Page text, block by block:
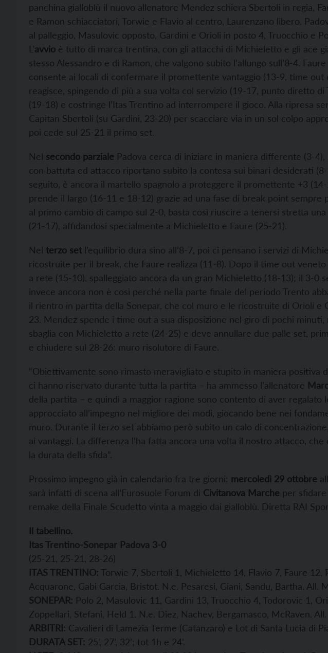
panchina gialloblù il nuovo allenatore Mendez schiera Sbertoli in regia,
e Ramon schiacciatori, Torwie e Flavio al centro, Laurenzano libero.
al palleggio, Masulovic opposto, Gardini e Orioli in posto 4, Truocchio e
L’avvio è tutto di marca trentina, con gli attacchi di Michieletto e gli ace
stesso Alessandro e di Ramon, che valgono subito l’allungo sull’8-4.
consente ai locali di confermare il promettente vantaggio (13-9, time out
reagisce, spingendo di più a sua volta col servizio (19-17, punto diretto di
(19-18) e costringe l’Itas Trentino ad interrompere il gioco. Alla ripresa
Capitan Sbertoli (su Gardini, 23-20) per scacciare via in un sol colpo
poi cede sul 25-21 il primo set.
Nel secondo parziale Padova cerca di iniziare in maniera differente (3-
con battuta ed attacco riportano subito la contesa sui binari desiderati
seguito, è ancora il martello spagnolo a proteggere il promettente +3 (14-
prende il largo (16-11 e 18-12) grazie ad una fase di break point sempre
al primo cambio di campo sul 2-0, basta così riuscire a tenersi stretta
(21-17), affidandosi specialmente a Michieletto e Faure (25-21).
Nel terzo setl’equilibrio dura sino all’8-7, poi ci pensano i servizi di
ricostruite per il break, che Faure realizza (11-8). Dopo il time out
a rete (15-10), spalleggiato ancora da un gran Michieletto (18-13); il 3-0
invece ancora non è così perché nella parte finale del periodo Trento
il rientro in partita della Sonepar, che col muro e le ricostruite di Orioli e
23. Mendez spende i time out a sua disposizione nel giro di pochi minuti,
sbaglia con Michieletto a rete (24-25) e deve annullare due palle set,
e chiudere sul 28-26: muro risolutore di Faure.
“Obiettivamente sono rimasto meravigliato e stupito in maniera positiva
ci hanno riservato durante tutta la partita – ha ammesso l’allenatore
della partita – e quindi a maggior ragione sono contento di aver regalato
approcciato all’impegno nel migliore dei modi, giocando bene nei
muro. Durante il terzo set abbiamo però subito un calo di
ai vantaggi. La differenza l’ha fatta ancora una volta il nostro attacco,
la durata della sfida”.
Prossimo impegno già in calendario fra tre giorni: mercoledì 29 ottobre
sarà infatti di scena all’Eurosuole Forum di Civitanova Marche per
remake della Finale Scudetto vinta a maggio dai gialloblù. Diretta RAI
Il tabellino.
Itas Trentino-Sonepar Padova 3-0
(25-21, 25-21, 28-26)
ITAS TRENTINO: Torwie 7, Sbertoli 1, Michieletto 14, Flavio 7, Faure 12,
Acquarone, Gabi Garcia, Bristot. N.e. Pesaresi, Giani, Sandu, Bartha. All.
SONEPAR: Polo 2, Masulovic 11, Gardini 13, Truocchio 4, Todorovic 1,
Zoppellari, Stefani, Held 1. N.e. Diez, Nachev, Bergamasco, McRaven.
ARBITRI: Cavalieri di Lamezia Terme (Catanzaro) e Lot di Santa Lucia di
DURATA SET: 25’, 27’, 32’; tot 1h e 24’.